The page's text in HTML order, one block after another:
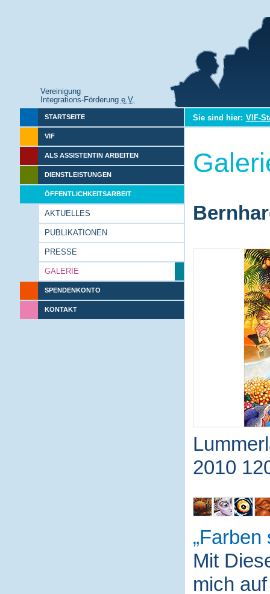
Vereinigung
Integrations-Förderung e.V.
STARTSEITE
VIF
ALS ASSISTENTIN ARBEITEN
DIENSTLEISTUNGEN
ÖFFENTLICHKEITSARBEIT
AKTUELLES
PUBLIKATIONEN
PRESSE
GALERIE
SPENDENKONTO
KONTAKT
Sie sind hier: VIF-
2010
Farben
Mit
mich